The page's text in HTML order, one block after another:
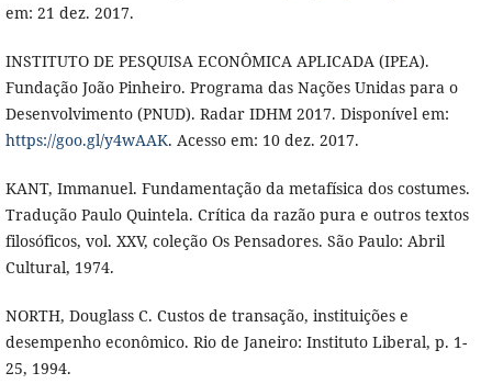
em: 21 dez. 2017.
INSTITUTO DE PESQUISA ECONÔMICA APLICADA (IPEA).
Fundação João Pinheiro. Programa das Nações Unidas para o
Desenvolvimento (PNUD). Radar IDHM 2017. Disponível em:
https://goo.gl/y4wAAK. Acesso em: 10 dez. 2017.
KANT, Immanuel. Fundamentação da metafísica dos costumes.
Tradução Paulo Quintela. Crítica da razão pura e outros textos
filosóficos, vol. XXV, coleção Os Pensadores. São Paulo: Abril
Cultural, 1974.
NORTH, Douglass C. Custos de transação, instituições e
desempenho econômico. Rio de Janeiro: Instituto Liberal, p. 1-
25, 1994.